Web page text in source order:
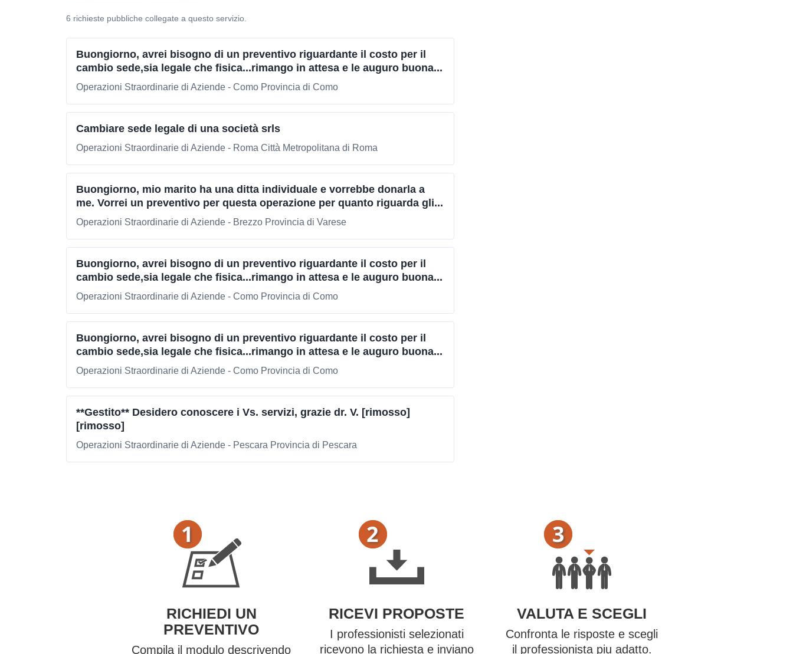
6 richieste pubbliche collegate a questo servizio.
Buongiorno, avrei bisogno di un preventivo riguardante il costo per il
cambio sede,sia legale che fisica...rimango in attesa e le auguro buona...
Operazioni Straordinarie di Aziende - Como Provincia di Como
Cambiare sede legale di una società srls
Operazioni Straordinarie di Aziende - Roma Città Metropolitana di Roma
Buongiorno, mio marito ha una ditta individuale e vorrebbe donarla a
me. Vorrei un preventivo per questa operazione per quanto riguarda gli...
Operazioni Straordinarie di Aziende - Brezzo Provincia di Varese
Buongiorno, avrei bisogno di un preventivo riguardante il costo per il
cambio sede,sia legale che fisica...rimango in attesa e le auguro buona...
Operazioni Straordinarie di Aziende - Como Provincia di Como
Buongiorno, avrei bisogno di un preventivo riguardante il costo per il
cambio sede,sia legale che fisica...rimango in attesa e le auguro buona...
Operazioni Straordinarie di Aziende - Como Provincia di Como
**Gestito** Desidero conoscere i Vs. servizi, grazie dr. V. [rimosso]
[rimosso]
Operazioni Straordinarie di Aziende - Pescara Provincia di Pescara
RICHIEDI UN
PREVENTIVO
Compila il modulo descrivendo
RICEVI PROPOSTE
I professionisti selezionati
ricevono la richiesta e inviano
VALUTA E SCEGLI
Confronta le risposte e scegli
il professionista piu adatto.